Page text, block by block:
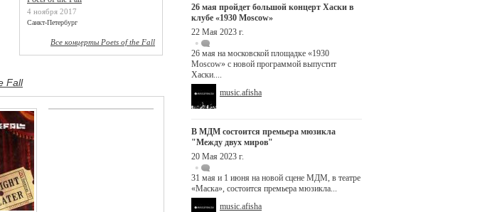
4 ноября 2017
Санкт-Петербург
Все концерты Poets of the Fall
Fall
26 мая пройдет большой концерт Хаски в
клубе «1930 Moscow»
22 Мая 2023 г.
26 мая на московской площадке «1930
Moscow» с новой программой выпустит
Хаски....
music.afisha
В МДМ состоится премьера мюзикла
"Между двух миров"
20 Мая 2023 г.
31 мая и 1 июня на новой сцене МДМ, в театре
«Маска», состоится премьера мюзикла...
music.afisha